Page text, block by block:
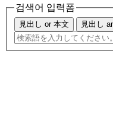
검색어 입력폼
見出し or 本文 見出し